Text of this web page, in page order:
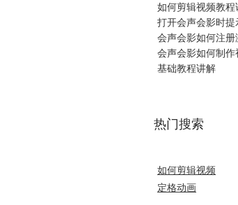
如何剪辑视频教程
打开会声会影时提
会声会影如何注册
会声会影如何制作
基础教程讲解
热门搜索
如何剪辑视频
定格动画